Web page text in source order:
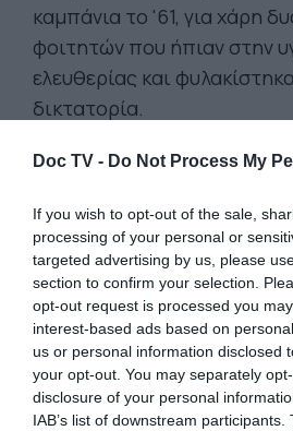
Doc TV - Do Not Process My
If you wish to opt-out of the sale,
processing of your personal or
targeted advertising by us, please
section to confirm your selection.
opt-out request is processed you
interest-based ads based on
us or personal information disclosed
your opt-out. You may separately
disclosure of your personal
IAB’s list of downstream
καμπάνια το '61, για χάρη
φοιτητών που ήπιαν στην
ελευθερίας και
δικτατορία.